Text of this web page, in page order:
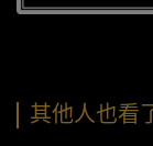
其他人也看